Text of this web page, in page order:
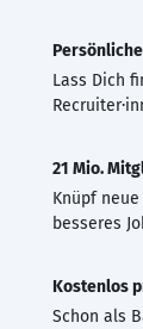
Lass Dich
21 Mio.
Knüpf
besseres
Kostenlos
Schon als